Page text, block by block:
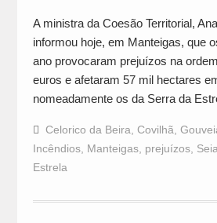
A ministra da Coesão Territorial,
informou hoje, em Manteigas, que
ano provocaram prejuízos na
euros e afetaram 57 mil hectares
nomeadamente os da Serra da
Celorico da Beira Covilhã
Incêndios, Manteigas, prejuízos, Seia
Estrela